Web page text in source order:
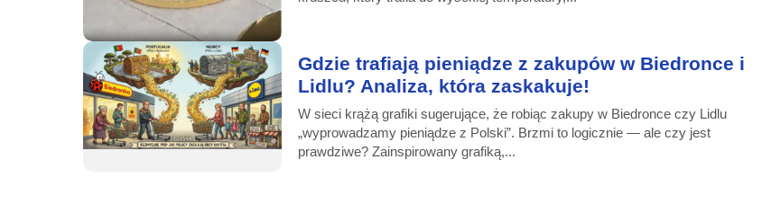
Gdzie trafiają pieniądze z zakupów w Biedronce i
Lidlu? Analiza, która zaskakuje!
W sieci krążą grafiki sugerujące, że robiąc zakupy w Biedronce czy Lidlu
„wyprowadzamy pieniądze z Polski”. Brzmi to logicznie — ale czy jest
prawdziwe? Zainspirowany grafiką,...